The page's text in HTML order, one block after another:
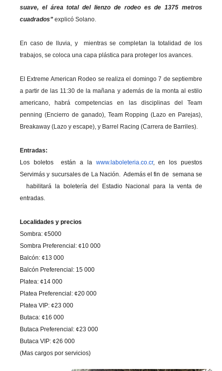
suave, el área total del lienzo de rodeo es de 1375 metros
cuadrados” explicó Solano.
En caso de lluvia, y mientras se completan la totalidad de los
trabajos, se coloca una capa plástica para proteger los avances.
El Extreme American Rodeo se realiza el domingo 7 de septiembre
a partir de las 11:30 de la mañana y además de la monta al estilo
americano, habrá competencias en las disciplinas del Team
penning (Encierro de ganado), Team Ropping (Lazo en Parejas),
Breakaway (Lazo y escape), y Barrel Racing (Carrera de Barriles).
Entradas:
Los boletos están a la www.laboleteria.co.cr, en los puestos
Servimás y sucursales de La Nación. Además el fin de semana se
habilitará la boletería del Estadio Nacional para la venta de
entradas.
Localidades y precios
Sombra: ¢5000
Sombra Preferencial: ¢10 000
Balcón: ¢13 000
Balcón Preferencial: 15 000
Platea: ¢14 000
Platea Preferencial: ¢20 000
Platea VIP: ¢23 000
Butaca: ¢16 000
Butaca Preferencial: ¢23 000
Butaca VIP: ¢26 000
(Mas cargos por servicios)